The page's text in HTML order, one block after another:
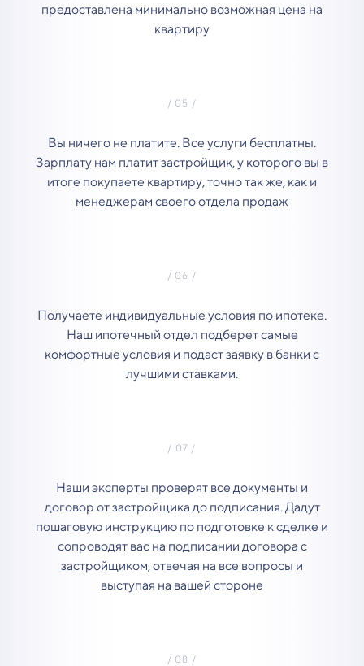
предоставлена минимально возможная цена на
квартиру
Вы ничего не платите. Все услуги бесплатны.
Зарплату нам платит застройщик, у которого вы в
итоге покупаете квартиру, точно так же, как и
менеджерам своего отдела продаж
Получаете индивидуальные условия по ипотеке.
Наш ипотечный отдел подберет самые
комфортные условия и подаст заявку в банки с
лучшими ставками.
Наши эксперты проверят все документы и
договор от застройщика до подписания. Дадут
пошаговую инструкцию по подготовке к сделке и
сопроводят вас на подписании договора с
застройщиком, отвечая на все вопросы и
выступая на вашей стороне